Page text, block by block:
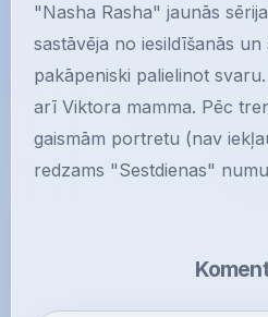
"Nasha Rasha" jaunās
sastāvēja no iesildīšanās
pakāpeniski palielinot
arī Viktora mamma. Pēc
gaismām portretu (nav
redzams "Sestdienas"